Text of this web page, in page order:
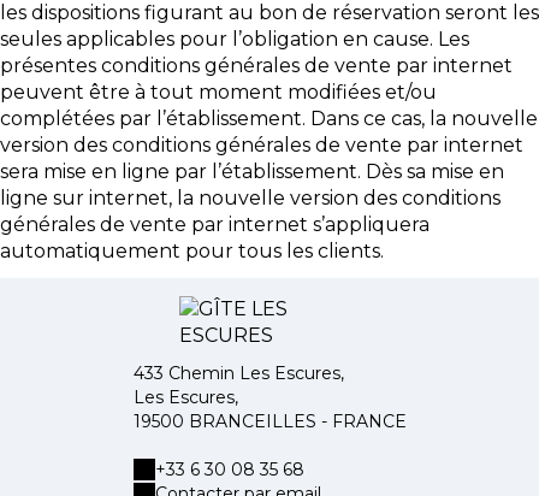
les dispositions figurant au bon de réservation seront les
seules applicables pour l’obligation en cause. Les
présentes conditions générales de vente par internet
peuvent être à tout moment modifiées et/ou
complétées par l’établissement. Dans ce cas, la nouvelle
version des conditions générales de vente par internet
sera mise en ligne par l’établissement. Dès sa mise en
ligne sur internet, la nouvelle version des conditions
générales de vente par internet s’appliquera
automatiquement pour tous les clients.
433 Chemin Les Escures,
Les Escures,
19500 BRANCEILLES - FRANCE
+33 6 30 08 35 68